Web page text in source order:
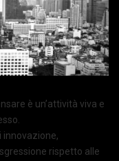
è un’attività viva e
innovazione,
rispetto alle